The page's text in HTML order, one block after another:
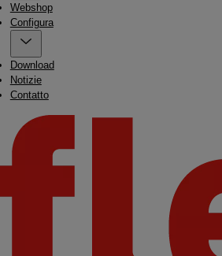
Webshop
Configura
Download
Notizie
Contatto